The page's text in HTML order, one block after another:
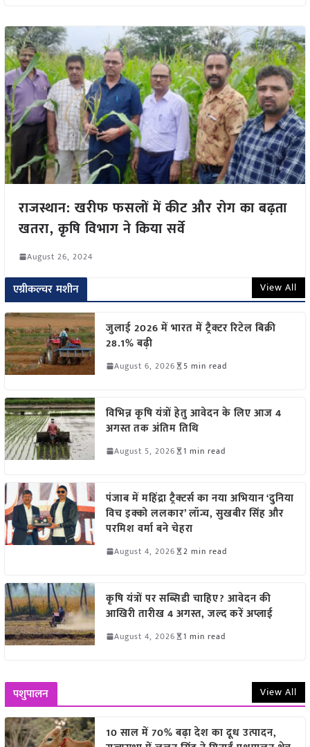
राजस्थान: खरीफ फसलों में कीट और रोग का बढ़ता
खतरा, कृषि विभाग ने किया सर्वे
August 26, 2024
एग्रीकल्चर मशीन View All
जुलाई 2026 में भारत में ट्रैक्टर रिटेल बिक्री
28.1% बढ़ी
August 6, 2026 5 min read
विभिन्न कृषि यंत्रों हेतु आवेदन के लिए आज 4
अगस्त तक अंतिम तिथि
August 5, 2026 1 min read
पंजाब में महिंद्रा ट्रैक्टर्स का नया अभियान ‘दुनिया
विच इक्को ललकार’ लॉन्च, सुखबीर सिंह और
परमिश वर्मा बने चेहरा
August 4, 2026 2 min read
कृषि यंत्रों पर सब्सिडी चाहिए? आवेदन की
आखिरी तारीख 4 अगस्त, जल्द करें अप्लाई
August 4, 2026 1 min read
पशुपालन View All
10 साल में 70% बढ़ा देश का दूध उत्पादन,